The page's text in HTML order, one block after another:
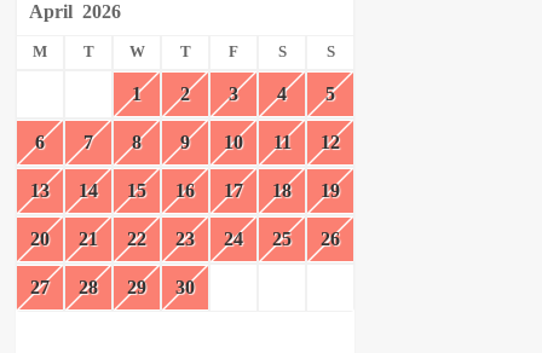
April 2026
M T W T F S S
1 2 3 4 5
6 7 8 9 10 11 12
13 14 15 16 17 18 19
20 21 22 23 24 25 26
27 28 29 30